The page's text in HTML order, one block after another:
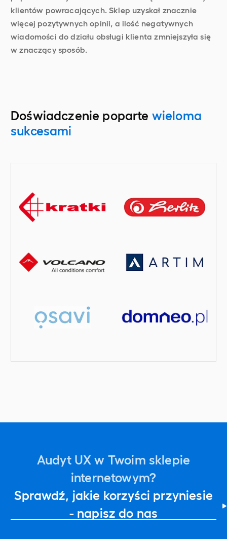
klientów powracających. Sklep uzyskał znacznie
więcej pozytywnych opinii, a ilość negatywnych
wiadomości do działu obsługi klienta zmniejszyła się
w znaczący sposób.
Doświadczenie poparte wieloma
sukcesami
Audyt UX w Twoim sklepie
internetowym?
Sprawdź, jakie korzyści przyniesie
- napisz do nas